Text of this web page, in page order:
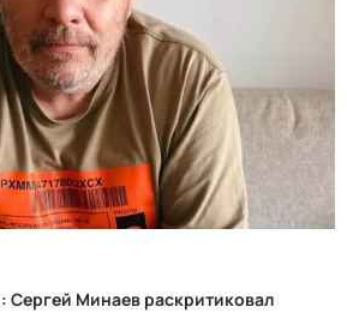
Сергей Минаев раскритиковал